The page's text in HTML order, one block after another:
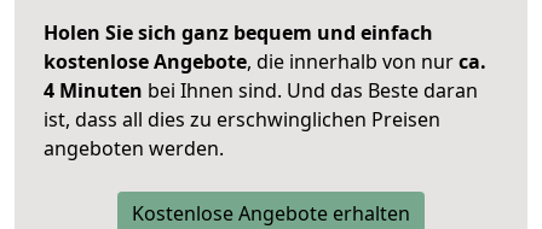
Holen Sie sich ganz bequem und einfach
kostenlose Angebote, die innerhalb von nurca.
4 Minuten bei Ihnen sind. Und das Beste daran
ist, dass all dies zu erschwinglichen Preisen
angeboten werden.
Kostenlose Angebote erhalten